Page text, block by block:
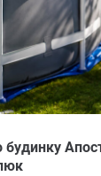
будинку